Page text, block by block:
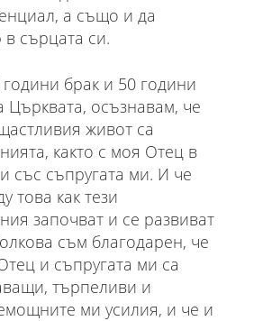
а също и да
сърцата си.
години брак и 50 години
осъзнавам, че
живот са
както с моя Отец в
със съпругата ми. И че
това как тези
започват и се развиват
съм благодарен, че
и съпругата ми са
търпеливи и
ми усилия, и че и